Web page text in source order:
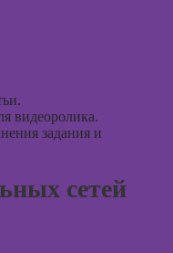
видеоролика.
задания и
сетей